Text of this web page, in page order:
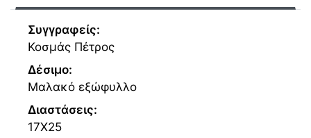
Συγγραφείς:
Κοσμάς Πέτρος
Δέσιμο:
Μαλακό εξώφυλλο
Διαστάσεις:
17Χ25